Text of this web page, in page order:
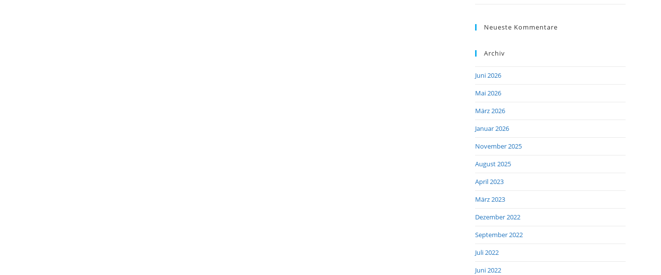
Neueste Kommentare
Archiv
Juni 2026
Mai 2026
März 2026
Januar 2026
November 2025
August 2025
April 2023
März 2023
Dezember 2022
September 2022
Juli 2022
Juni 2022